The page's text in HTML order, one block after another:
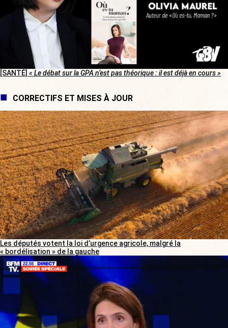
[SANTÉ] « Le débat sur la GPA n’est pas théorique : il est déjà en cours »
CORRECTIFS ET MISES À JOUR
Les députés votent la loi d’urgence agricole, malgré la
« bordélisation » de la gauche